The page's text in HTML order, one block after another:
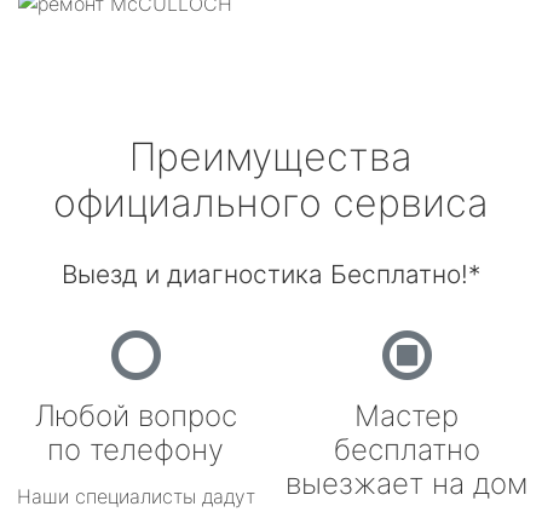
Преимущества
официального сервиса
Выезд и диагностика Бесплатно!*
Любой вопрос
по телефону
Наши специалисты дадут
Мастер
бесплатно
выезжает на дом